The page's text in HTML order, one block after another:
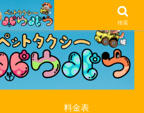
料金表
検索